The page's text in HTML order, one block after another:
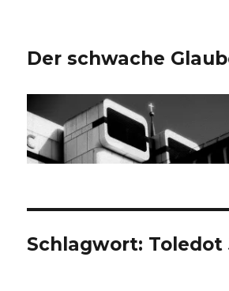
Der schwache
Schlagwort: Toledot